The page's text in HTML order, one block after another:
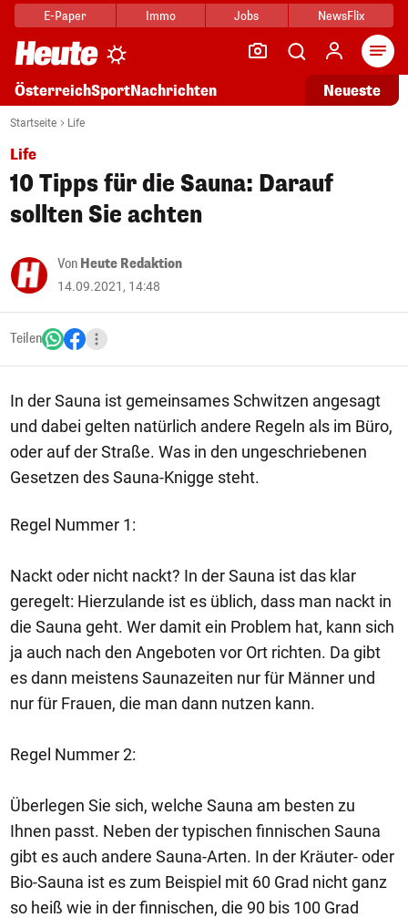
E-Paper Immo Jobs NewsFlix
ÖsterreichSportNachrichten Neueste
Startseite Life
Life
10 Tipps für die Sauna: Darauf
sollten Sie achten
Von Heute Redaktion
14.09.2021, 14:48
Teilen
In der Sauna ist gemeinsames Schwitzen angesagt
und dabei gelten natürlich andere Regeln als im Büro,
oder auf der Straße. Was in den ungeschriebenen
Gesetzen des Sauna-Knigge steht.
Regel Nummer 1:
Nackt oder nicht nackt? In der Sauna ist das klar
geregelt: Hierzulande ist es üblich, dass man nackt in
die Sauna geht. Wer damit ein Problem hat, kann sich
ja auch nach den Angeboten vor Ort richten. Da gibt
es dann meistens Saunazeiten nur für Männer und
nur für Frauen, die man dann nutzen kann.
Regel Nummer 2:
Überlegen Sie sich, welche Sauna am besten zu
Ihnen passt. Neben der typischen finnischen Sauna
gibt es auch andere Sauna-Arten. In der Kräuter- oder
Bio-Sauna ist es zum Beispiel mit 60 Grad nicht ganz
so heiß wie in der finnischen, die 90 bis 100 Grad